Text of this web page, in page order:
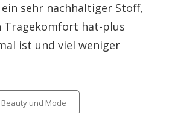
sehr nachhaltiger Stoff,
Tragekomfort hat-plus
ist und viel weniger
Beauty und Mode